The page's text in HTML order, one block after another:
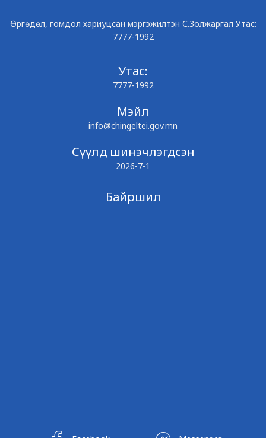
Өргөдөл, гомдол хариуцсан мэргэжилтэн С.Золжаргал Утас:
7777-1992
Утас:
7777-1992
Мэйл
info@chingeltei.gov.mn
Сүүлд шинэчлэгдсэн
2026-7-1
Байршил